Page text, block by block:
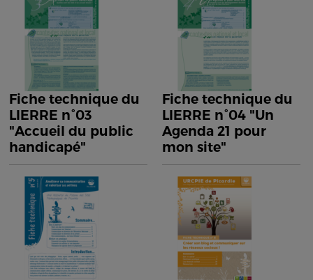
Fiche technique du
LIERRE n°03
"Accueil du public
handicapé"
Fiche technique du
LIERRE n°04 "Un
Agenda 21 pour
mon site"